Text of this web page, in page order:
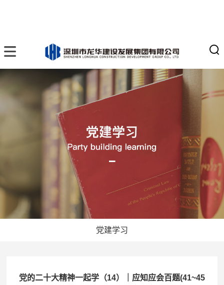
党建学习
党的二十大精神一起学（14）｜应知应会百题(41~45